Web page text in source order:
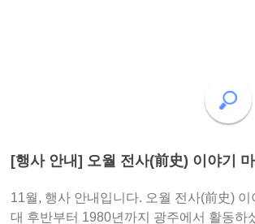
[행사 안내] 오월 전사(前史) 이야기
11월, 행사 안내입니다. 오월 전사(前史) 이야기
대 후반부터 1980년까지 광주에서 활동하